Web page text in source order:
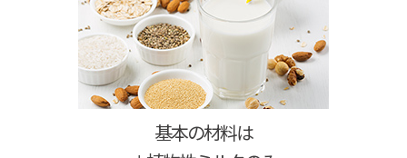
基本の材料は